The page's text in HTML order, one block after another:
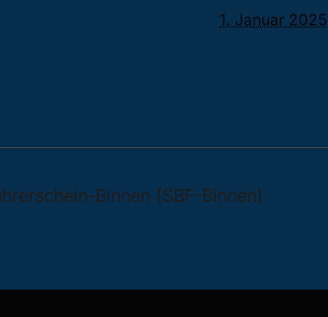
1. Januar 2025
Binnen (SBF-Binnen)